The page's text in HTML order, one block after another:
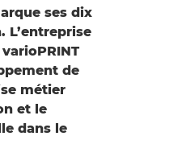
ses dix
L’entreprise
de
métier
et le
dans le